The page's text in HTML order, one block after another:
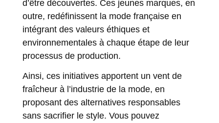
d’être découvertes. Ces jeunes marques, en
outre, redéfinissent la mode française en
intégrant des valeurs éthiques et
environnementales à chaque étape de leur
processus de production.
Ainsi, ces initiatives apportent un vent de
fraîcheur à l’industrie de la mode, en
proposant des alternatives responsables
sans sacrifier le style. Vous pouvez